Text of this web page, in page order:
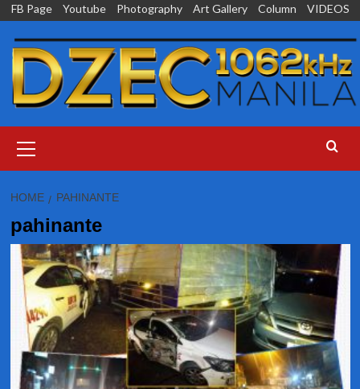
Skip
content
FB Page Youtube Photography Art Gallery Column VIDEOS
Menu
HOME PAHINANTE
pahinante